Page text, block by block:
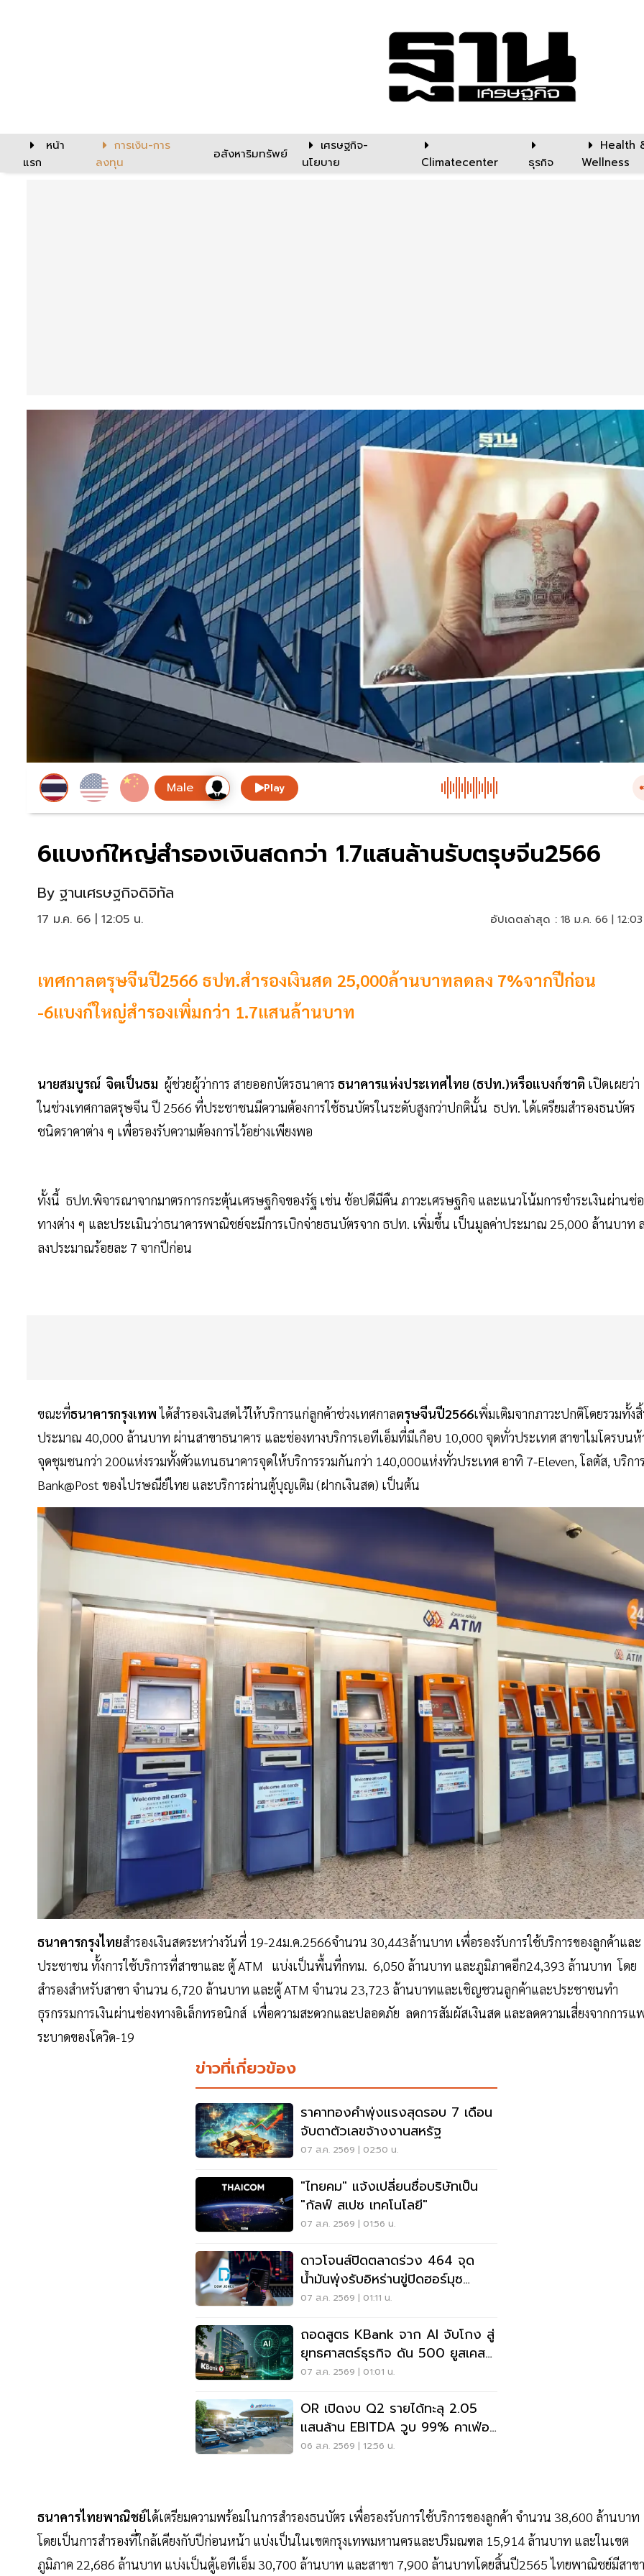
หน้า
แรก
การเงิน-การ
ลงทุน
อสังหาริมทรัพย์
เศรษฐกิจ-
นโยบาย
Climatecenter ธุรกิจ
Health
Wellness
Play
6แบงก์ใหญ่สำรองเงินสดกว่า 1.7แสนล้านรับตรุษจีน2566
By ฐานเศรษฐกิจดิจิทัล
17 ม.ค. 66 | 12:05 น. อัปเดตล่าสุด : 18 ม.ค. 66 |
เทศกาลตรุษจีนปี2566 ธปท.สำรองเงินสด 25,000ล้านบาทลดลง 7%จากปีก่อน
-6แบงก์ใหญ่สำรองเพิ่มกว่า 1.7แสนล้านบาท
นายสมบูรณ์ จิตเป็นธม ผู้ช่วยผู้ว่าการ สายออกบัตรธนาคาร ธนาคารแห่งประเทศไทย (ธปท.)หรือแบงก์ชาติ เปิดเผยว่า
ในช่วงเทศกาลตรุษจีน ปี 2566 ที่ประชาชนมีความต้องการใช้ธนบัตรในระดับสูงกว่าปกตินั้น ธปท. ได้เตรียมสำรองธนบัตร
ชนิดราคาต่าง ๆ เพื่อรองรับความต้องการไว้อย่างเพียงพอ
ทั้งนี้ ธปท.พิจารณาจากมาตรการกระตุ้นเศรษฐกิจของรัฐ เช่น ช้อปดีมีคืน ภาวะเศรษฐกิจ และแนวโน้มการชำระเงินผ่านช่
ทางต่าง ๆ และประเมินว่าธนาคารพาณิชย์จะมีการเบิกจ่ายธนบัตรจาก ธปท. เพิ่มขึ้น เป็นมูลค่าประมาณ 25,000 ล้านบาท
ลงประมาณร้อยละ 7 จากปีก่อน
ขณะที่ธนาคารกรุงเทพได้สำรองเงินสดไว้ให้บริการแก่ลูกค้าช่วงเทศกาลตรุษจีนปี2566เพิ่มเติมจากภาวะปกติโดยรวมทั้ง
ประมาณ 40,000 ล้านบาท ผ่านสาขาธนาคาร และช่องทางบริการเอทีเอ็มที่มีเกือบ 10,000 จุดทั่วประเทศ สาขาไมโครบนห้
จุดชุมชนกว่า 200แห่งรวมทั้งตัวแทนธนาคารจุดให้บริการรวมกันกว่า 140,000แห่งทั่วประเทศ อาทิ 7-Eleven, โลตัส, บริกา
Bank@Post ของไปรษณีย์ไทย และบริการผ่านตู้บุญเติม (ฝากเงินสด) เป็นต้น
ธนาคารกรุงไทยสำรองเงินสดระหว่างวันที่ 19-24ม.ค.2566จำนวน 30,443ล้านบาท เพื่อรองรับการใช้บริการของลูกค้าและ
ประชาชน ทั้งการใช้บริการที่สาขาและ ตู้ ATM แบ่งเป็นพื้นที่กทม. 6,050 ล้านบาท และภูมิภาคอีก24,393 ล้านบาท โดย
สำรองสำหรับสาขา จำนวน 6,720 ล้านบาท และตู้ ATM จำนวน 23,723 ล้านบาทและเชิญชวนลูกค้าและประชาชนทำ
ธุรกรรมการเงินผ่านช่องทางอิเล็กทรอนิกส์ เพื่อความสะดวกและปลอดภัย ลดการสัมผัสเงินสด และลดความเสี่ยงจากการแ
ระบาดของโควิด-19
ข่าวที่เกี่ยวข้อง
ราคาทองคำพุ่งแรงสุดรอบ 7 เดือน
จับตาตัวเลขจ้างงานสหรัฐ
07 ส.ค. 2569 | 02:50 น.
"ไทยคม" แจ้งเปลี่ยนชื่อบริษัทเป็น
"กัลฟ์ สเปซ เทคโนโลยี"
07 ส.ค. 2569 | 01:56 น.
ดาวโจนส์ปิดตลาดร่วง 464 จุด
น้ำมันพุ่งรับอิหร่านขู่ปิดฮอร์มุซ
จับตาเฟดขึ้นดอกเบี้ย
07 ส.ค. 2569 | 01:11 น.
ถอดสูตร KBank จาก AI จับโกง สู่
ยุทธศาสตร์ธุรกิจ ดัน 500 ยูสเคส
ใช้จริง
07 ส.ค. 2569 | 01:01 น.
OR เปิดงบ Q2 รายได้ทะลุ 2.05
แสนล้าน EBITDA วูบ 99% คาเฟ่อ
เมซอนขายนิวไฮ 117 ล้านแก้ว
06 ส.ค. 2569 | 12:56 น.
ธนาคารไทยพาณิชย์ได้เตรียมความพร้อมในการสำรองธนบัตร เพื่อรองรับการใช้บริการของลูกค้า จำนวน 38,600 ล้านบาท
โดยเป็นการสำรองที่ใกล้เคียงกับปีก่อนหน้า แบ่งเป็นในเขตกรุงเทพมหานครและปริมณฑล 15,914 ล้านบาท และในเขต
ภูมิภาค 22,686 ล้านบาท แบ่งเป็นตู้เอทีเอ็ม 30,700 ล้านบาท และสาขา 7,900 ล้านบาทโดยสิ้นปี2565 ไทยพาณิชย์มีสาขา